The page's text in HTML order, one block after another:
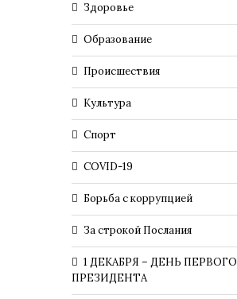
Здоровье
Образование
Происшествия
Культура
Спорт
COVID-19
Борьба с коррупцией
За строкой Послания
1 ДЕКАБРЯ – ДЕНЬ ПЕРВОГО
ПРЕЗИДЕНТА